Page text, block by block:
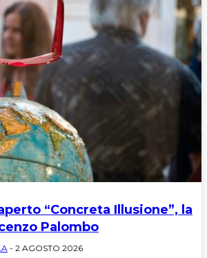
“Concreta Illusione”, la
Palombo
- 2 AGOSTO 2026